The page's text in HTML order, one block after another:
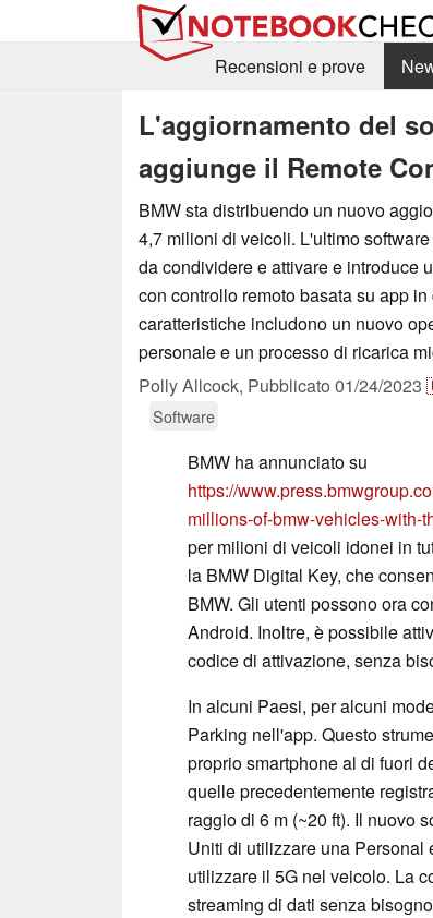
Recensioni e prove
L'aggiornamento del
aggiunge il Remote
BMW sta distribuendo un nuovo
4,7 milioni di veicoli. L'ultimo
da condividere e attivare e introduce
con controllo remoto basata su app
caratteristiche includono un nuovo
personale e un processo di ricarica
Polly Allcock, Pubblicato 01/24/2023
Software
BMW ha annunciato su
https://
millions-of-bmw-vehicles-with-
per milioni di veicoli idonei in
la BMW Digital Key, che
BMW. Gli utenti possono ora
Android. Inoltre, è possibile
codice di attivazione, senza
In alcuni Paesi, per alcuni
Parking nell'app. Questo
proprio smartphone al di fuori
quelle precedentemente
raggio di 6 m (~20 ft). Il nuovo
Uniti di utilizzare una Personal
utilizzare il 5G nel veicolo. La
streaming di dati senza